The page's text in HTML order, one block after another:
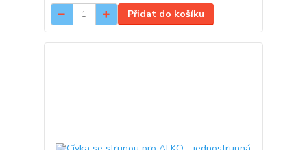
Přidat do košíku